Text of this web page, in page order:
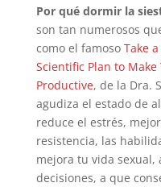
Por qué dormir la
son tan numerosos
como el famoso Take
Scientific Plan to
Productive, de la Dra.
agudiza el estado de
reduce el estrés,
resistencia, las
mejora tu vida sexual,
decisiones, a que